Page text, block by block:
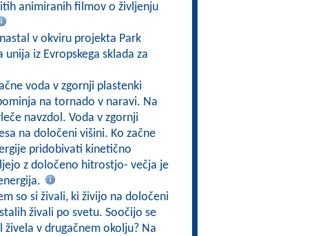
animiranih filmov o življenju
v okviru projekta Park
iz Evropskega sklada za
voda v zgornji plastenki
na tornado v naravi. Na
navzdol. Voda v zgornji
na določeni višini. Ko začne
pridobivati kinetično
z določeno hitrostjo- večja je
so si živali, ki živijo na določeni
živali po svetu. Soočijo se
v drugačnem okolju? Na